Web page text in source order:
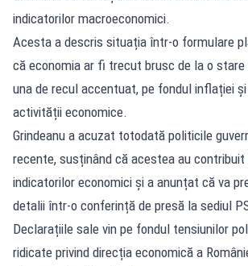
indicatorilor macroeconomici.
Acesta a descris situația într-o formulare
că economia ar fi trecut brusc de la o
una de recul accentuat, pe fondul inflației
activității economice.
Grindeanu a acuzat totodată politicile
recente, susținând că acestea au
indicatorilor economici și a anunțat că va
detalii într-o conferință de presă la sediul
Declarațiile sale vin pe fondul tensiunilor
ridicate privind direcția economică a